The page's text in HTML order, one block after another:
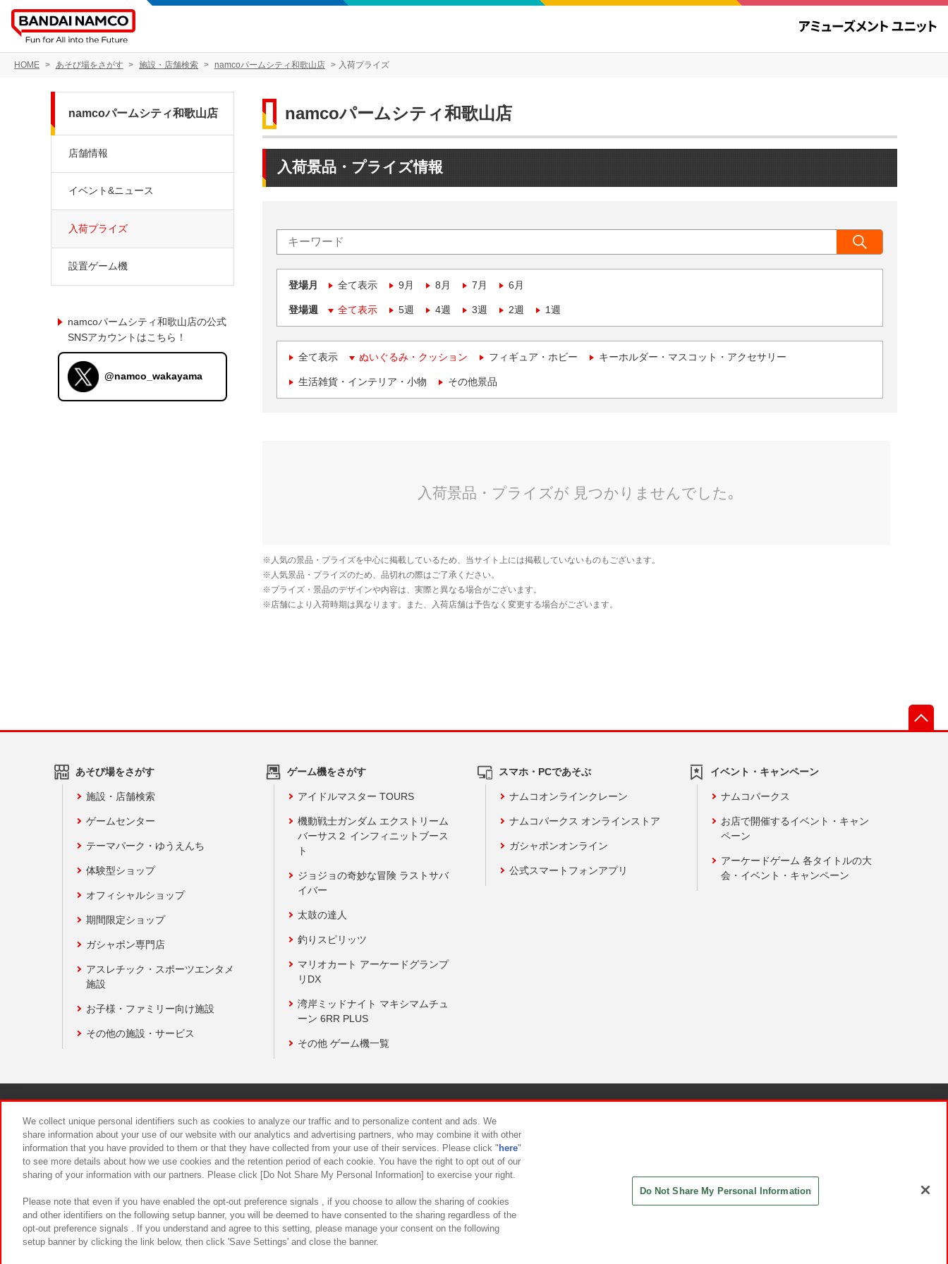
HOME あそび場をさがす 施設・店舗検索 namcoパームシティ和歌山店 入荷プライズ
namcoパームシティ和歌山店
入荷景品・プライズ情報
登場月 全て表示 9月 8月 7月 6月
登場週 全て表示 5週 4週 3週 2週 1週
全て表示 ぬいぐるみ・クッション フィギュア・ホビー キーホルダー・マスコット・アクセサリー
生活雑貨・インテリア・小物 その他景品
namcoパームシティ和歌山店
店舗情報
イベント&ニュース
入荷プライズ
設置ゲーム機
namcoパームシティ和歌山店の公式
SNSアカウントはこちら！
@namco_wakayama
あそび場をさがす
施設・店舗検索
ゲームセンター
テーマパーク・ゆうえんち
体験型ショップ
オフィシャルショップ
期間限定ショップ
ガシャポン専門店
アスレチック・スポーツエンタメ
施設
お子様・ファミリー向け施設
その他の施設・サービス
ゲーム機をさがす
アイドルマスター TOURS
機動戦士ガンダム エクストリーム
バーサス２ インフィニットブース
ト
ジョジョの奇妙な冒険 ラストサバ
イバー
太鼓の達人
釣りスピリッツ
マリオカート アーケードグランプ
リDX
湾岸ミッドナイト マキシマムチュ
ーン 6RR PLUS
その他 ゲーム機一覧
スマホ・PCであそぶ
ナムコオンラインクレーン
ナムコパークス オンラインストア
ガシャポンオンライン
公式スマートフォンアプリ
イベント・キャンペーン
ナムコパークス
お店で開催するイベント・キャン
ペーン
アーケードゲーム 各タイトルの大
会・イベント・キャンペーン
食品のご提供について カスタマーハラスメント対応方針
We collect unique personal identifiers such as cookies to analyze our traffic and to personalize content and ads. We
share information about your use of our website with our analytics and advertising partners, who may combine it with other
information that you have provided to them or that they have collected from your use of their services. Please click " here"
to see more details about how we use cookies and the retention period of each cookie. You have the right to opt out of our
sharing of your information with our partners. Please click [Do Not Share My Personal Information] to exercise your right.
Please note that even if you have enabled the opt-out preference signals , if you choose to allow the sharing of cookies
and other identifiers on the following setup banner, you will be deemed to have consented to the sharing regardless of the
opt-out preference signals . If you understand and agree to this setting, please manage your consent on the following
setup banner by clicking the link below, then click 'Save Settings' and close the banner.
Do Not Share My Personal Information